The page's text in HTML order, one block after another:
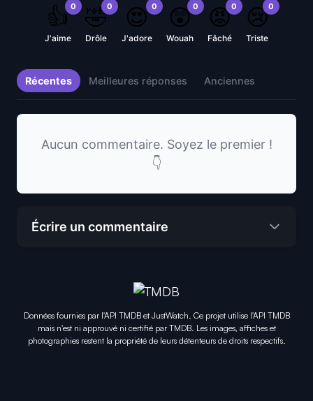
0
👍
J'aime
0
🤣
Drôle
0
😍
J'adore
0
😲
Wouah
0
😡
Fâché
0
😢
Triste
Récentes Meilleures réponses Anciennes
Aucun commentaire. Soyez le premier !
👇
Écrire un commentaire
Données fournies par l'API TMDB et JustWatch. Ce projet utilise l'API TMDB
mais n'est ni approuvé ni certifié par TMDB. Les images, affiches et
photographies restent la propriété de leurs détenteurs de droits respectifs.